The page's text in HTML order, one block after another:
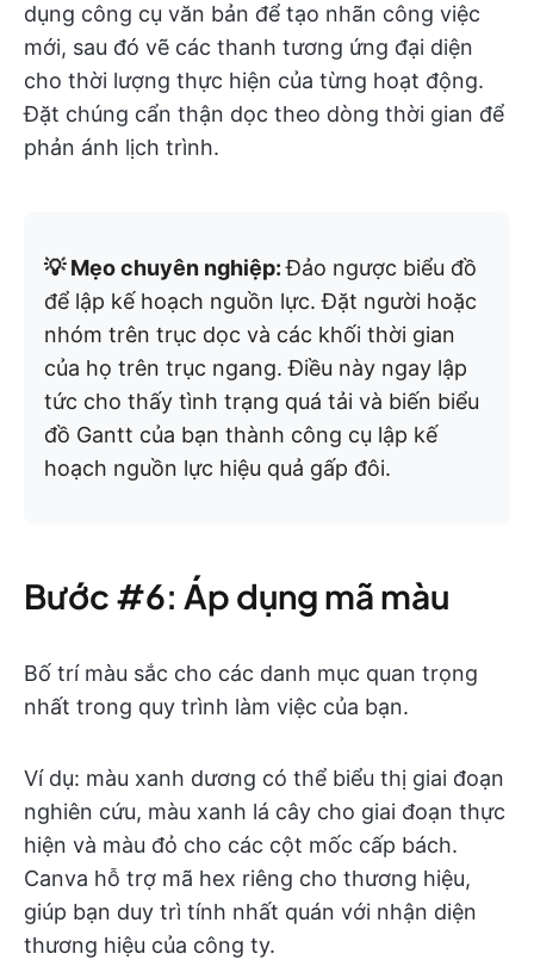
dụng công cụ văn bản để tạo nhãn công việc
mới, sau đó vẽ các thanh tương ứng đại diện
cho thời lượng thực hiện của từng hoạt động.
Đặt chúng cẩn thận dọc theo dòng thời gian để
phản ánh lịch trình.
💡 Mẹo chuyên nghiệp:Đảo ngược biểu đồ
để lập kế hoạch nguồn lực. Đặt người hoặc
nhóm trên trục dọc và các khối thời gian
của họ trên trục ngang. Điều này ngay lập
tức cho thấy tình trạng quá tải và biến biểu
đồ Gantt của bạn thành công cụ lập kế
hoạch nguồn lực hiệu quả gấp đôi.
Bước #6: Áp dụng mã màu
Bố trí màu sắc cho các danh mục quan trọng
nhất trong quy trình làm việc của bạn.
Ví dụ: màu xanh dương có thể biểu thị giai đoạn
nghiên cứu, màu xanh lá cây cho giai đoạn thực
hiện và màu đỏ cho các cột mốc cấp bách.
Canva hỗ trợ mã hex riêng cho thương hiệu,
giúp bạn duy trì tính nhất quán với nhận diện
thương hiệu của công ty.